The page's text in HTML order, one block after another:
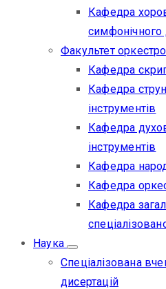
Кафедра
симфонічного
Факультет
Кафедра
Кафедра
інструментів
Кафедра
інструментів
Кафедра
Кафедра
Кафедра
Наука
Спеціалізована
дисертацій